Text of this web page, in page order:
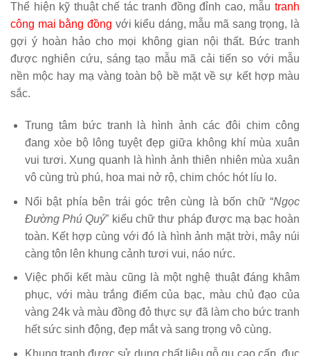
Thể hiện kỹ thuật chế tác tranh đồng đỉnh cao, mẫu tranh
công mai bằng đồng với kiểu dáng, mẫu mã sang trọng, là
gợi ý hoàn hảo cho mọi không gian nội thất. Bức tranh
được nghiên cứu, sáng tạo mẫu mã cải tiến so với mẫu
nền mộc hay mạ vàng toàn bộ bề mặt về sự kết hợp màu
sắc.
Trung tâm bức tranh là hình ảnh các đôi chim công
đang xòe bộ lông tuyệt đẹp giữa không khí mùa xuân
vui tươi. Xung quanh là hình ảnh thiên nhiên mùa xuân
vô cùng trù phú, hoa mai nở rộ, chim chóc hót líu lo.
Nổi bật phía bên trái góc trên cùng là bốn chữ “Ngọc
Đường Phú Quý” kiểu chữ thư pháp được mạ bạc hoàn
toàn. Kết hợp cùng với đó là hình ảnh mặt trời, mây núi
càng tôn lên khung cảnh tươi vui, náo nức.
Việc phối kết màu cũng là một nghệ thuật đáng khâm
phục, với màu trắng điểm của bạc, màu chủ đạo của
vàng 24k và màu đồng đỏ thực sự đã làm cho bức tranh
hết sức sinh động, đẹp mắt và sang trọng vô cùng.
Khung tranh được sử dụng chất liệu gỗ gụ cao cấp, đục